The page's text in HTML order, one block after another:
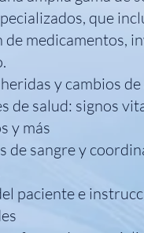
que
de medicamentos,
y cambios
de salud: signos
y más
de sangre y
paciente e